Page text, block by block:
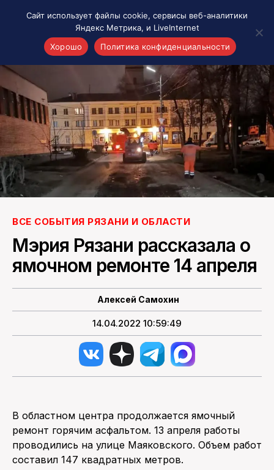
Материалы о Рязани и области
Проекты 7 инфо
Здоровье
Интересное
Новости кино и ТВ
Новости России
Политика
Новости мира
О НАС
ПОИСК ПО САЙТУ
ВСЕ СОБЫТИЯ РЯЗАНИ И ОБЛАСТИ
Мэрия Рязани рассказала о
ямочном ремонте 14 апреля
Алексей Самохин
14.04.2022 10:59:49
В областном центра продолжается ямочный
ремонт горячим асфальтом. 13 апреля работы
проводились на улице Маяковского. Объем работ
составил 147 квадратных метров.
Сайт использует файлы cookie, сервисы веб-аналитики
Яндекс Метрика, и LiveInternet
Хорошо
Политика конфиденциальности